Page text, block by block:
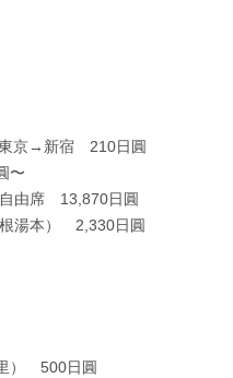
→新宿 210日圓
〜
由席 13,870日圓
湯本） 2,330日圓
） 500日圓